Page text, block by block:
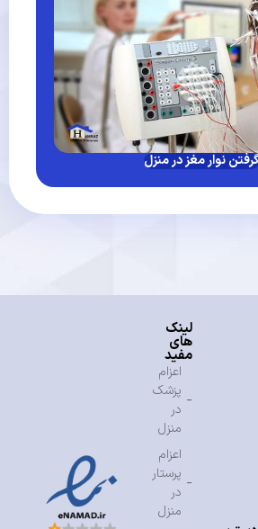
نوار مغز در منزل
لینک
های
مفید
اعزام
پزشک
در
منزل
اعزام
پرستار
در
منزل